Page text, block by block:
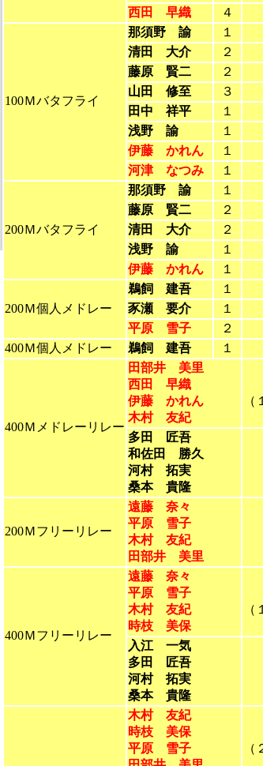
西田 早織
４
100Ｍバタフライ
那須野 諭 １
清田 大介
２
藤原 賢二
２
山田 修至
３
田中 祥平
１
浅野 諭
１
伊藤 かれん
１
河津 なつみ
１
200Ｍバタフライ
那須野 諭 １
藤原 賢二
２
清田 大介
２
浅野 諭
１
伊藤 かれん
１
200Ｍ個人メドレー
鵜飼 建吾 １
豕瀬 要介
１
平原 雪子
２
400Ｍ個人メドレー
鵜飼 建吾 １
400Ｍメドレーリレー
田部井 美里
西田 早織
伊藤 かれん
木村 友紀
（
多田 匠吾
和佐田 勝久
河村 拓実
桑本 貴隆
200Ｍフリーリレー
遠藤 奈々
平原 雪子
木村 友紀
田部井 美里
400Ｍフリーリレー
遠藤 奈々
平原 雪子
木村 友紀
時枝 美保
（
入江 一気
多田 匠吾
河村 拓実
桑本 貴隆
木村 友紀
時枝 美保
平原 雪子
（